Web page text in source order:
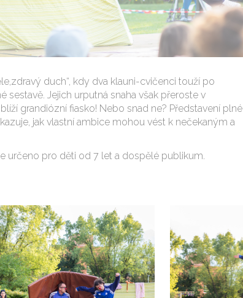
duch“, kdy dva klauni-cvičenci touží po
sestavě. Jejich urputná snaha však přeroste v
grandiózní fiasko! Nebo snad ne? Představení plné
jak vlastní ambice mohou vést k nečekaným a
určeno pro děti od 7 let a dospělé publikum.